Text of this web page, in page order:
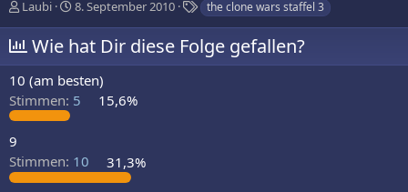
E
s
t
e
l
l
e
Laubi
E
t
e
l
l
8. September 2010
S
h
l
a
the clone wars staffel 3
Wie hat Dir diese Folge gefallen?
10 (am besten)
Stimmen: 5 15,6%
9
Stimmen: 10 31,3%